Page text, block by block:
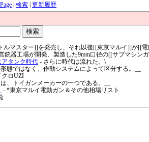
| 検索| 更新履歴
ルマスター]]を発売し、それ以後[[東京マルイ]]が[[
銃器工場が開発、製造した9mm口径の[[サブマシン
タンク時代- さらに時代は流れた。\
態ではなく、作動システムによって区分する。__
ロUZI
、トイガンメーカーの一つである。__
- *東京マルイ電動ガン＆その他相場リスト